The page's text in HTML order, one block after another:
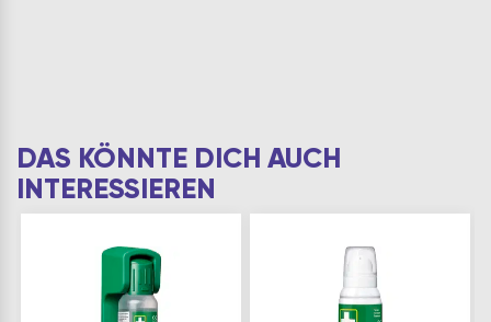
DAS KÖNNTE DICH AUCH
INTERESSIEREN